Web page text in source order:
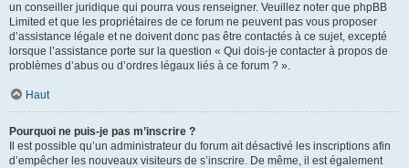
un conseiller juridique qui pourra vous renseigner. Veuillez noter que phpBB
Limited et que les propriétaires de ce forum ne peuvent pas vous proposer
d’assistance légale et ne doivent donc pas être contactés à ce sujet, excepté
lorsque l’assistance porte sur la question « Qui dois-je contacter à propos de
problèmes d’abus ou d’ordres légaux liés à ce forum ? ».
Haut
Pourquoi ne puis-je pas m’inscrire ?
Il est possible qu’un administrateur du forum ait désactivé les inscriptions afin
d’empêcher les nouveaux visiteurs de s’inscrire. De même, il est également